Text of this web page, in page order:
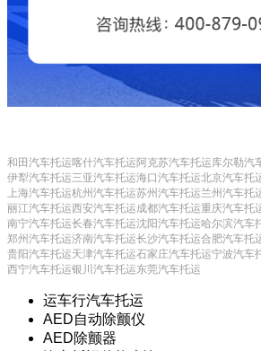
和田汽车托运喀什汽车托运阿克苏汽车托运库尔勒汽
伊犁汽车托运三亚汽车托运海口汽车托运北京汽车托
上海汽车托运杭州汽车托运苏州汽车托运兰州汽车托
丽江汽车托运西安汽车托运成都汽车托运重庆汽车托
南宁汽车托运长春汽车托运沈阳汽车托运哈尔滨汽车
郑州汽车托运济南汽车托运长沙汽车托运合肥汽车托
贵阳汽车托运天津汽车托运石家庄汽车托运宁波汽车
西宁汽车托运银川汽车托运东莞汽车托运
运车行汽车托运
AED自动除颤仪
AED除颤器